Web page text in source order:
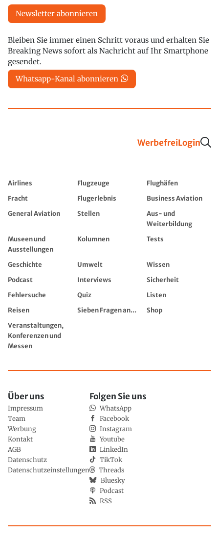
Newsletter abonnieren
Bleiben Sie immer einen Schritt voraus und erhalten Sie
Breaking News sofort als Nachricht auf Ihr Smartphone
gesendet.
Whatsapp-Kanal abonnieren
WerbefreiLogin
Airlines Flugzeuge
Flughäfen
Fracht
Flugerlebnis
Business Aviation
General Aviation
Stellen
Aus- und
Weiterbildung
Museen und
Ausstellungen
Kolumnen Tests
Geschichte Umwelt
Wissen
Podcast
Interviews
Sicherheit
Fehlersuche
Quiz
Listen
Reisen
Sieben Fragen an...
Shop
Veranstaltungen,
Konferenzen und
Messen
Über uns
Impressum
Team
Werbung
Kontakt
AGB
Datenschutz
Datenschutzeinstellungen
Folgen Sie uns
WhatsApp
Facebook
Instagram
Youtube
LinkedIn
TikTok
Threads
Bluesky
Podcast
RSS